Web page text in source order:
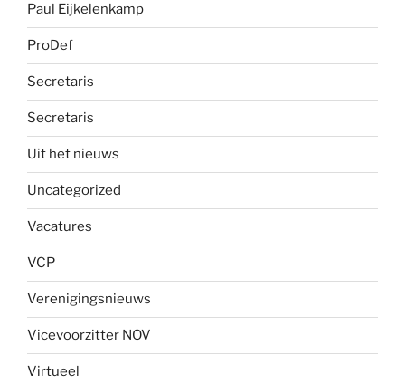
Paul Eijkelenkamp
ProDef
Secretaris
Secretaris
Uit het nieuws
Uncategorized
Vacatures
VCP
Verenigingsnieuws
Vicevoorzitter NOV
Virtueel